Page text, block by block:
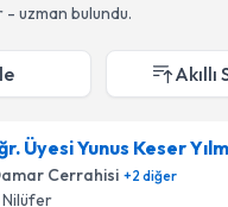
uzman bulundu.
Akıllı
Üyesi Yunus Keser
Cerrahisi +2 diğer
Nilüfer